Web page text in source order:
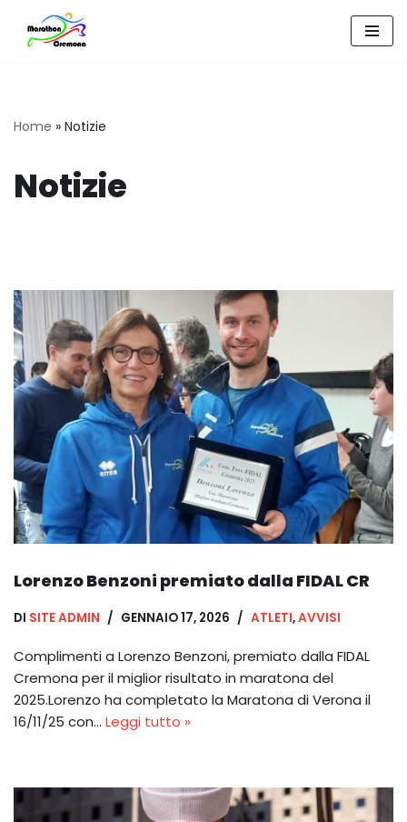
Vai
Home » Notizie
Notizie
Lorenzo Benzoni premiato dalla FIDAL CR
DI SITE ADMIN GENNAIO 17, 2026 ATLETI,AVVISI
Complimenti a Lorenzo Benzoni, premiato dalla FIDAL
Cremona per il miglior risultato in maratona del
2025.Lorenzo ha completato la Maratona di Verona il
16/11/25 con… Leggi tutto »